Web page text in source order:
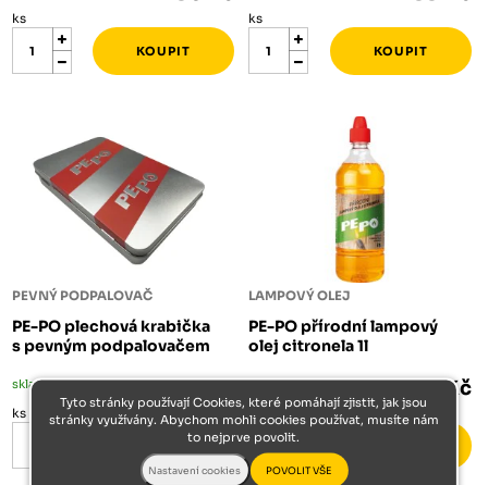
ks ks
PEVNÝ PODPALOVAČ
PE-PO plechová krabička
s pevným podpalovačem
skladem 89 Kč
ks
LAMPOVÝ OLEJ
PE-PO přírodní lampový
olej citronela 1l
skladem 124 Kč
ks
Tyto stránky používají Cookies, které pomáhají zjistit, jak jsou
stránky využívány. Abychom mohli cookies používat, musíte nám
to nejprve povolit.